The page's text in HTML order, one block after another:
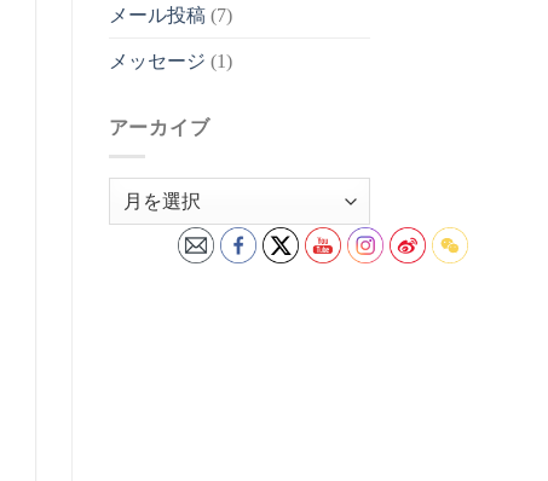
メール投稿(7)
メッセージ (1)
アーカイブ